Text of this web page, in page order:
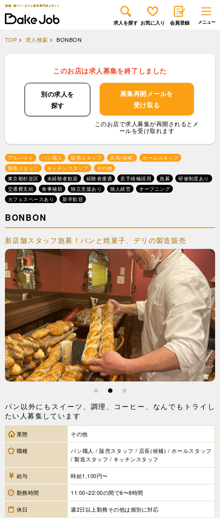
求人を探す お気に入り 会員登録
TOP 求人検索 BONBON
このお店は求人募集を終了しました
別の求人を
探す
募集再開メールを
受け取る
このお店で求人募集が再開されるとメ
ールを受け取れます
アルバイト パン職人 販売スタッフ 店長(候補)
ホールスタッフ
製造スタッフ
キッチンスタッフ
その他
東京都杉並区
未経験者歓迎 経験者優遇 若手積極採用 急募
研修制度あり
交通費支給
食事補助 独立支援あり 個人経営
オープニング
カフェスペースあり
新卒歓迎
BONBON
新店舗スタッフ急募！パンと焼菓子、デリの製造販売
1 2 3
パン以外にもスイーツ、調理、コーヒー、なんでもトライし
たい人募集しています
業態 その他
職種
パン職人 / 販売スタッフ / 店長(候補) / ホールスタッフ
/ 製造スタッフ / キッチンスタッフ
給与 時給1,100円〜
勤務時間 11:00~22:00の間で6〜8時間
休日 週2日以上勤務その他は個別に対応